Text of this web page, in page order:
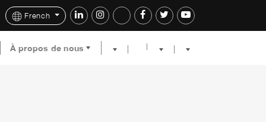
French
À propos de nous